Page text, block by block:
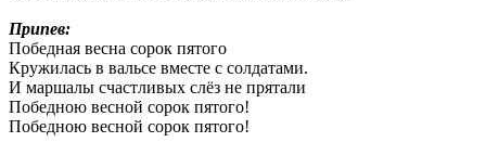
Припев:
Победная весна сорок пятого
Кружилась в вальсе вместе с солдатами.
И маршалы счастливых слёз не прятали
Победною весной сорок пятого!
Победною весной сорок пятого!